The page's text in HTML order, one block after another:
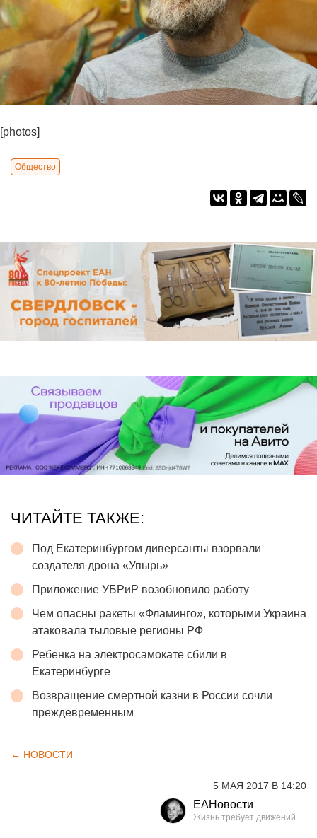
[photos]
Общество
ЧИТАЙТЕ ТАКЖЕ:
Под Екатеринбургом диверсанты взорвали
создателя дрона «Упырь»
Приложение УБРиР возобновило работу
Чем опасны ракеты «Фламинго», которыми Украина
атаковала тыловые регионы РФ
Ребенка на электросамокате сбили в
Екатеринбурге
Возвращение смертной казни в России сочли
преждевременным
← НОВОСТИ
5 МАЯ 2017 В 14:20
ЕАНовости